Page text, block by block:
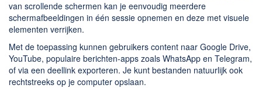
van scrollende schermen kan je eenvoudig meerdere
schermafbeeldingen in één sessie opnemen en deze met visuele
elementen verrijken.
Met de toepassing kunnen gebruikers content naar Google Drive,
YouTube, populaire berichten-apps zoals WhatsApp en Telegram,
of via een deellink exporteren. Je kunt bestanden natuurlijk ook
rechtstreeks op je computer opslaan.